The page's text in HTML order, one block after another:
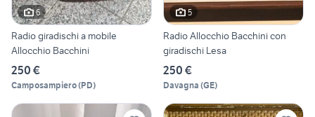
6
Radio giradischi a mobile
Allocchio Bacchini
250 €
Camposampiero(PD)
5
Radio Allocchio Bacchini con
giradischi Lesa
250 €
Davagna (GE)